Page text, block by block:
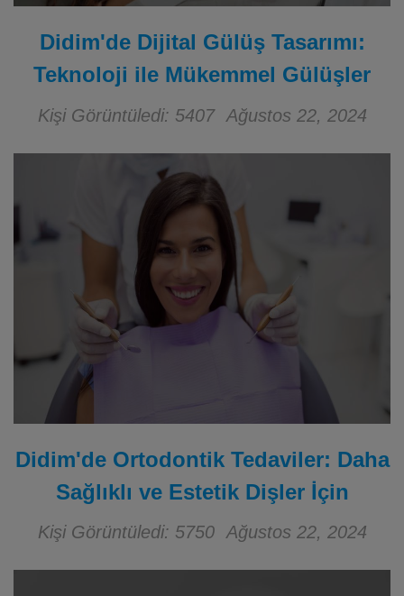
Didim'de Dijital Gülüş Tasarımı:
Teknoloji ile Mükemmel Gülüşler
Kişi Görüntüledi: 5407 Ağustos 22, 2024
Didim'de Ortodontik Tedaviler: Daha
Sağlıklı ve Estetik Dişler İçin
Kişi Görüntüledi: 5750 Ağustos 22, 2024